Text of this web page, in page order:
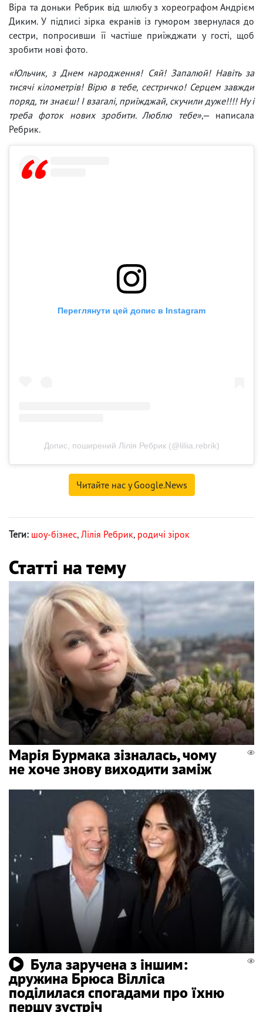
Віра та доньки Ребрик від шлюбу з хореографом Андрієм
Диким. У підписі зірка екранів із гумором звернулася до
сестри, попросивши її частіше приїжджати у гості, щоб
зробити нові фото.
«Юльчик, з Днем народження! Сяй! Запалюй! Навіть за
тисячі кілометрів! Вірю в тебе, сестричко! Серцем завжди
поряд, ти знаєш! І взагалі, приїжджай, скучили дуже!!!! Ну і
треба фоток нових зробити. Люблю тебе»,— написала
Ребрик.
Переглянути цей допис в Instagram
Допис, поширений Лілія Ребрик (@liliia.rebrik)
Читайте нас у Google.News
Теги: шоу-бізнес, Лілія Ребрик, родичі зірок
Статті на тему
Марія Бурмака зізналась, чому
не хоче знову виходити заміж
Була заручена з іншим:
дружина Брюса Вілліса
поділилася спогадами про їхню
першу зустріч